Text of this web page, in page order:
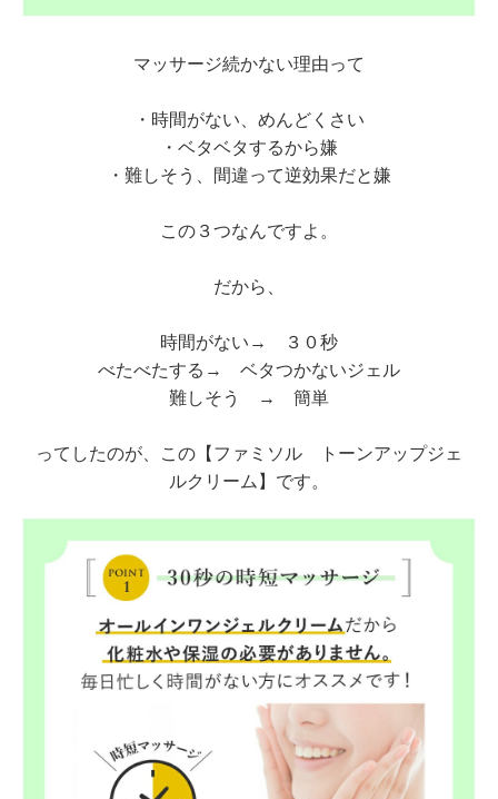
マッサージ続かない理由って
・時間がない、めんどくさい
・ベタベタするから嫌
・難しそう、間違って逆効果だと嫌
この３つなんですよ。
だから、
時間がない→ ３０秒
べたべたする→ ベタつかないジェル
難しそう → 簡単
ってしたのが、この【ファミソル トーンアップジェ
ルクリーム】です。